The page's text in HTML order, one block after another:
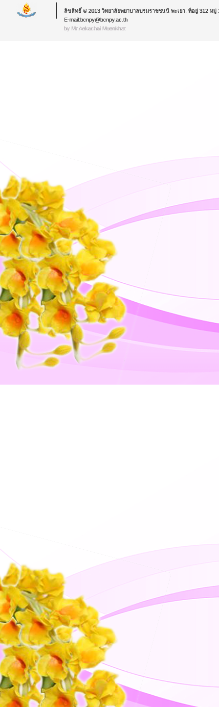
ลิขสิทธิ์ © 2013 วิทยาลัยพยาบาลบรมราชชนนี พะเยา. ที่อยู่ 312 หมู่
E-mail:bcnpy@bcnpy.ac.th
by Mr.Aekachai Muenkhat